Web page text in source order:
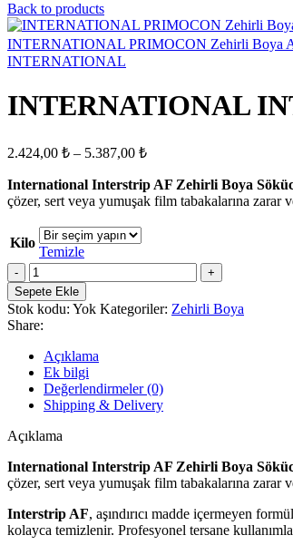
Back to products
INTERNATIONAL PRIMOCON Zehirli Boya
INTERNATIONAL
INTERNATIONAL
2.424,00 ₺ – 5.387,00 ₺Fiyat
2.424,00 ₺
-
International Interstrip AF Zehirli Boya
çözer, sert veya yumuşak film tabakalarına
Kilo
Temizle
INTERNATIONAL
INTERSTRIP
AF
Zehirli
Boya
Sökücü
adet
Sepete Ekle
Stok kodu: Yok Kategoriler: Zehirli Boya
Share:
Açıklama
Ek bilgi
Değerlendirmeler (0)
Shipping & Delivery
Açıklama
International Interstrip AF Zehirli Boya
çözer, sert veya yumuşak film tabakalarına
Interstrip AF, aşındırıcı madde içermeyen
kolayca temizlenir. Profesyonel tersane